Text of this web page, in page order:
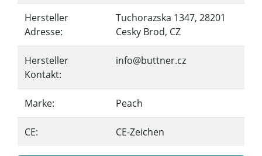
Hersteller
Adresse:
Tuchorazska 1347, 28201
Cesky Brod, CZ
Hersteller
Kontakt:
info@buttner.cz
Marke: Peach
CE: CE-Zeichen